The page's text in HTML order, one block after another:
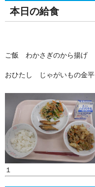
本日の給食
ご飯 わかさぎのから揚げ
おひたし じゃがいもの金平
１